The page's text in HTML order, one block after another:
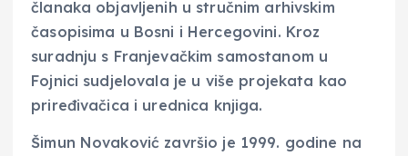
članaka objavljenih u stručnim arhivskim
časopisima u Bosni i Hercegovini. Kroz
suradnju s Franjevačkim samostanom u
Fojnici sudjelovala je u više projekata kao
priređivačica i urednica knjiga.
Šimun Novaković završio je 1999. godine na